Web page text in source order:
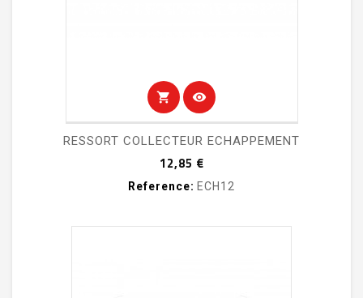
shopping_cart visibility
RESSORT COLLECTEUR ECHAPPEMENT
12,85 €Prix
Reference: ECH12